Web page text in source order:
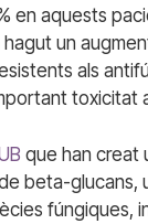
en aquests
un
als
toxicitat
que han creat
beta-glucans,
fúngiques,